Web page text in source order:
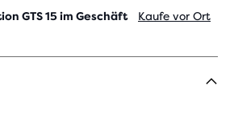
GTS 15 im Geschäft
Kaufe vor Ort